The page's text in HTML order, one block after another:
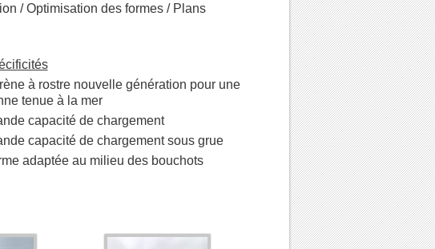
/ Optimisation des formes / Plans
à rostre nouvelle génération pour une
tenue à la mer
capacité de chargement
capacité de chargement sous grue
adaptée au milieu des bouchots